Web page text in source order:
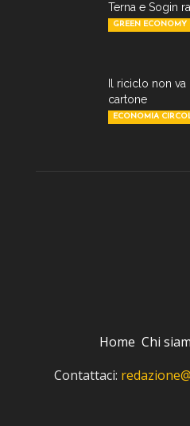
Terna e Sogin
GREEN ECONOMY
Il riciclo non va
cartone
ECONOMIA
Home Chi
Contattaci: